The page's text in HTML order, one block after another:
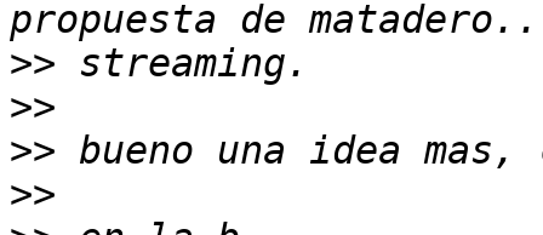
>>
>>
>>
>>